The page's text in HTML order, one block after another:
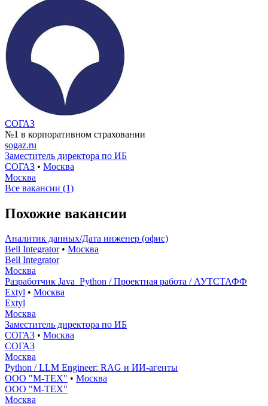
СОГАЗ
№1 в корпоративном страховании
sogaz.ru
Заместитель директора по ИБ
СОГАЗ • Москва
Москва
Все вакансии (1)
Похожие вакансии
Аналитик данных/Дата инженер (офис)
Bell Integrator• Москва
Bell Integrator
Москва
Разработчик Java_Python / Проектная работа / АУТСТАФФ
Extyl • Москва
Extyl
Москва
Заместитель директора по ИБ
СОГАЗ • Москва
СОГАЗ
Москва
Python / LLM Engineer: RAG и ИИ-агенты
ООО "М-ТЕХ" • Москва
ООО "М-ТЕХ"
Москва